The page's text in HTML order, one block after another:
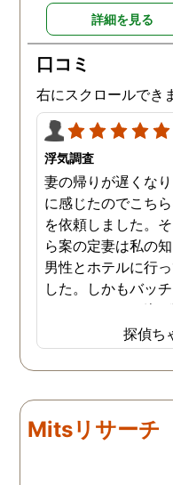
詳細を見る
口コミ
右にスクロールでき
浮気調査
妻の帰りが遅くな
に感じたのでこち
を依頼しました。
ら案の定妻は私の
男性とホテルに行
した。しかもバッ
でキスしている姿が
されていました。
ョックでしたが、
ッキリしました。
士と一緒に戦ってい
思います。探偵に支
探偵ち
Mitsリサーチ